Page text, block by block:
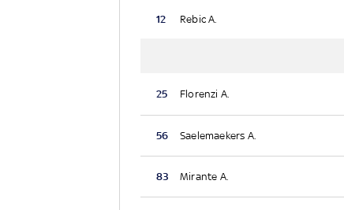
12 Rebic A.
25 Florenzi A.
56 Saelemaekers A.
83 Mirante A.